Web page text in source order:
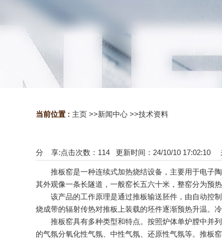
当前位置 : 主页 >>新闻中心 >>技术资料
点击次数： 114 更新时间：24/10/10 17:02:10
分 享:
推板窑是一种连续式加热烧结设备，主要用于电子陶
其外观像一条长隧道，一般窑长五六十米，整窑分为预
该产品的工作原理是通过推板输送胚件，由自动控制
烧成带的辐射传热对推板上装载的坯件逐渐预热升温。
推板窑具有多种类型和特点。按照炉体单炉膛中并列
的气氛分氧化性气氛、中性气氛、还原性气氛等。推板